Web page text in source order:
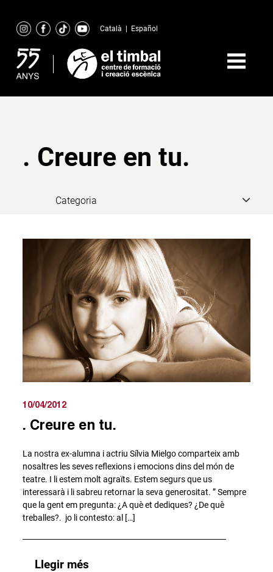
content
Català Español
. Creure en tu.
10/04/2012
. Creure en tu.
La nostra ex-alumna i actriu Sílvia Mielgo comparteix amb
nosaltres les seves reflexions i emocions dins del món de
teatre. I li estem molt agraïts. Estem segurs que us
interessarà i li sabreu retornar la seva generositat. ” Sempre
que la gent em pregunta: ¿A què et dediques? ¿De què
treballes?. jo li contesto: al […]
Llegir més